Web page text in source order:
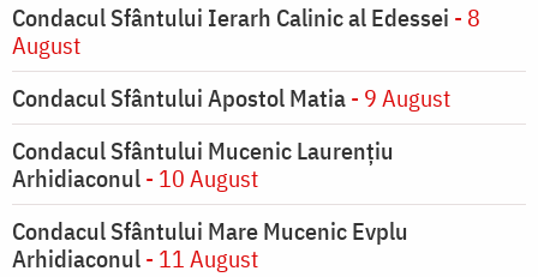
Condacul Sfântului Ierarh Calinic al Edessei - 8
August
Condacul Sfântului Apostol Matia- 9 August
Condacul Sfântului Mucenic Laurențiu
Arhidiaconul- 10 August
Condacul Sfântului Mare Mucenic Evplu
Arhidiaconul- 11 August